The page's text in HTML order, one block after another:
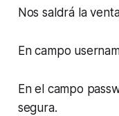
Nos saldrá la
En campo
En el campo
segura.